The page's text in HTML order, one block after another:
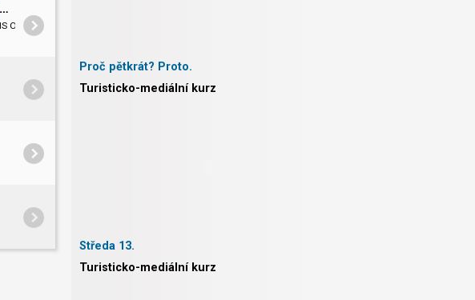
Naše škola byla vybrána k pilotnímu ověřování projektu Dětský úsměv
kraje jsme byli zařazeni mezi pilotní školy projektu Dětský úsměv, který vede děti ke správné
Proč pětkrát? Proto.
Turisticko-mediální kurz
Středa 13.
Turisticko-mediální kurz